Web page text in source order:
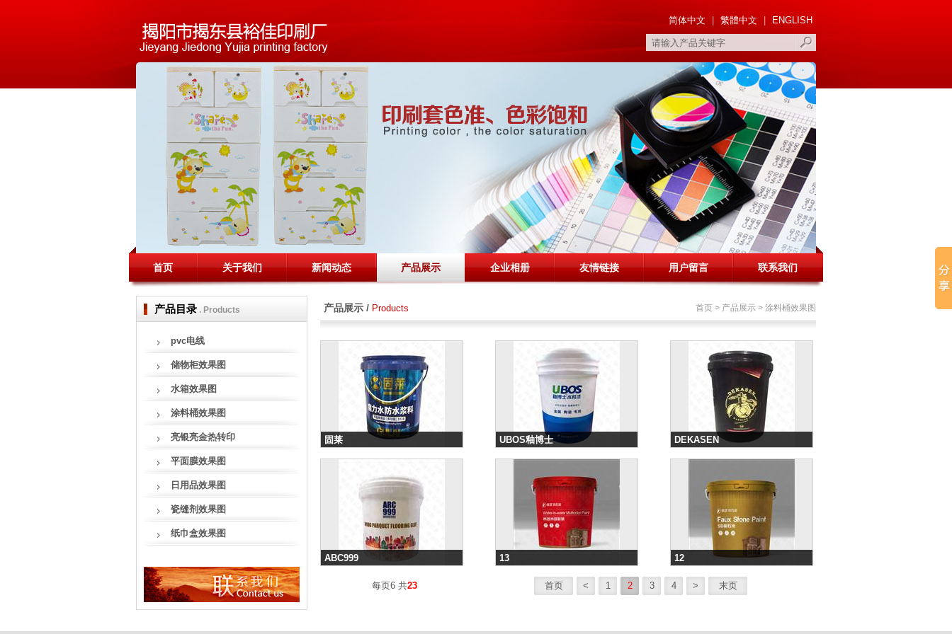
首页 关于我们 新闻动态 产品展示 企业相册 友情链接 用户留言 联系我们
简体中文 繁體中文 ENGLISH
产品目录 . Products
pvc电线
储物柜效果图
水箱效果图
涂料桶效果图
亮银亮金热转印
平面膜效果图
日用品效果图
瓷缝剂效果图
纸巾盒效果图
首页 > 产品展示 > 涂料桶效果图
产品展示 / Products
固莱
UBOS釉博士
DEKASEN
ABC999
13
12
每页6 共23 首页 < 1 2 3 4 > 末页